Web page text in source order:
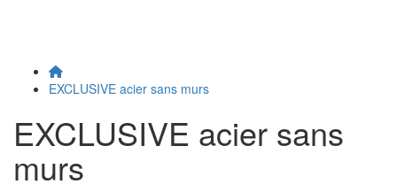
EXCLUSIVE acier sans murs
EXCLUSIVE acier sans
murs